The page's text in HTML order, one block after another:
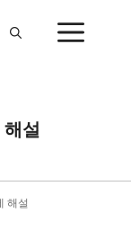
설
해설